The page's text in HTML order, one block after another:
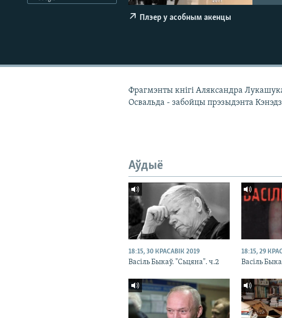
Плэер у асобным акенцы
Фрагмэнты кнігі Аляксандра
Освальда - забойцы прэзыдэнта
Аўдыё
18:15, 30 КРАСАВІК 2019
Васіль Быкаў. "Сьцяна". ч.2
18:15, 29
Васіль